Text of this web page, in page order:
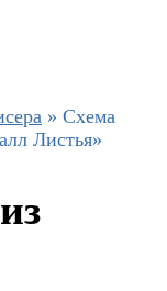
» Схема
Листья»